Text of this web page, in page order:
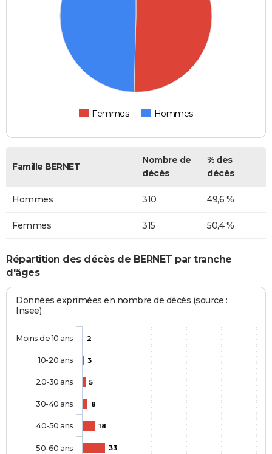
Femmes Hommes
Famille BERNET
Nombre de
décès
% des
décès
Hommes 310 49,6 %
Femmes 315 50,4 %
Répartition des décès de BERNET par tranche
d'âges
Données exprimées en nombre de décès (source :
Insee)
2
3
5
8
18
33
Moins de 10 ans
10-20 ans
20-30 ans
30-40 ans
40-50 ans
50-60 ans